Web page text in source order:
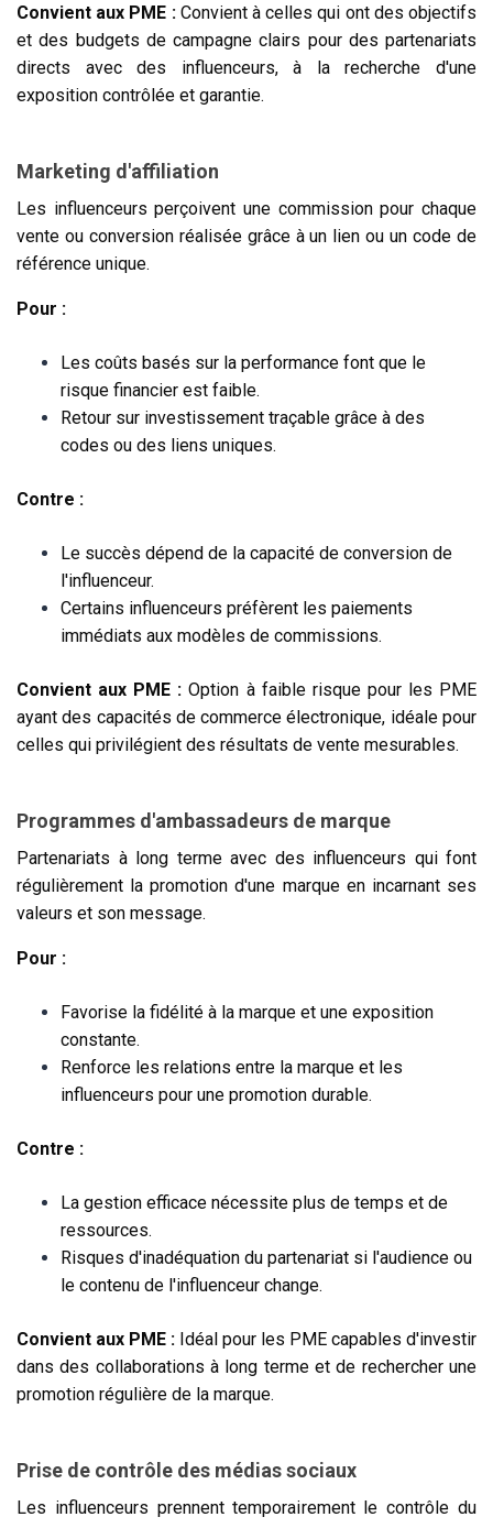
Convient aux PME : Convient à celles qui ont des objectifs
et des budgets de campagne clairs pour des partenariats
directs avec des influenceurs, à la recherche d'une
exposition contrôlée et garantie.
Marketing d'affiliation
Les influenceurs perçoivent une commission pour chaque
vente ou conversion réalisée grâce à un lien ou un code de
référence unique.
Pour :
Les coûts basés sur la performance font que le
risque financier est faible.
Retour sur investissement traçable grâce à des
codes ou des liens uniques.
Contre :
Le succès dépend de la capacité de conversion de
l'influenceur.
Certains influenceurs préfèrent les paiements
immédiats aux modèles de commissions.
Convient aux PME :Option à faible risque pour les PME
ayant des capacités de commerce électronique, idéale pour
celles qui privilégient des résultats de vente mesurables.
Programmes d'ambassadeurs de marque
Partenariats à long terme avec des influenceurs qui font
régulièrement la promotion d'une marque en incarnant ses
valeurs et son message.
Pour :
Favorise la fidélité à la marque et une exposition
constante.
Renforce les relations entre la marque et les
influenceurs pour une promotion durable.
Contre :
La gestion efficace nécessite plus de temps et de
ressources.
Risques d'inadéquation du partenariat si l'audience ou
le contenu de l'influenceur change.
Convient aux PME : Idéal pour les PME capables d'investir
dans des collaborations à long terme et de rechercher une
promotion régulière de la marque.
Prise de contrôle des médias sociaux
Les influenceurs prennent temporairement le contrôle du